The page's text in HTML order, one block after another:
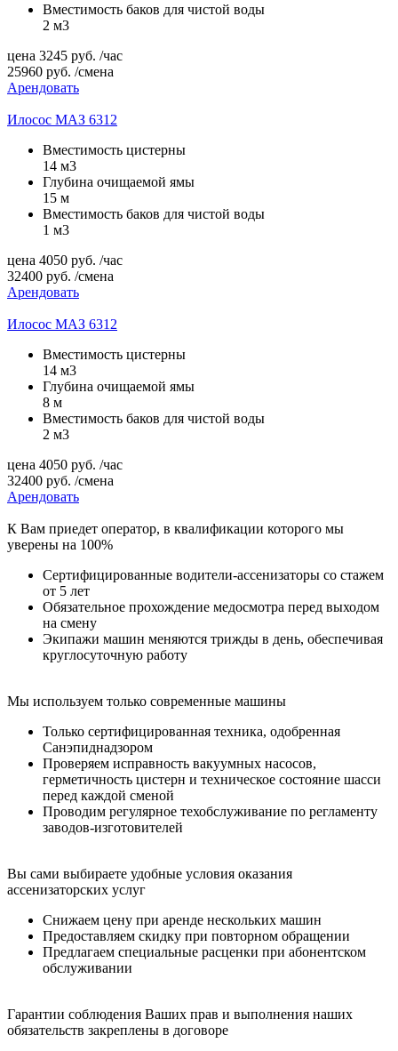
Вместимость баков для чистой воды
2 м3
цена 3245 руб. /час
25960 руб. /смена
Арендовать
Илосос МАЗ 6312
Вместимость цистерны
14 м3
Глубина очищаемой ямы
15 м
Вместимость баков для чистой воды
1 м3
цена 4050 руб. /час
32400 руб. /смена
Арендовать
Илосос МАЗ 6312
Вместимость цистерны
14 м3
Глубина очищаемой ямы
8 м
Вместимость баков для чистой воды
2 м3
цена 4050 руб. /час
32400 руб. /смена
Арендовать
К Вам приедет оператор, в квалификации которого мы
уверены на 100%
Сертифицированные водители-ассенизаторы со стажем
от 5 лет
Обязательное прохождение медосмотра перед выходом
на смену
Экипажи машин меняются трижды в день, обеспечивая
круглосуточную работу
Мы используем только современные машины
Только сертифицированная техника, одобренная
Санэпиднадзором
Проверяем исправность вакуумных насосов,
герметичность цистерн и техническое состояние шасси
перед каждой сменой
Проводим регулярное техобслуживание по регламенту
заводов-изготовителей
Вы сами выбираете удобные условия оказания
ассенизаторских услуг
Снижаем цену при аренде нескольких машин
Предоставляем скидку при повторном обращении
Предлагаем специальные расценки при абонентском
обслуживании
Гарантии соблюдения Ваших прав и выполнения наших
обязательств закреплены в договоре